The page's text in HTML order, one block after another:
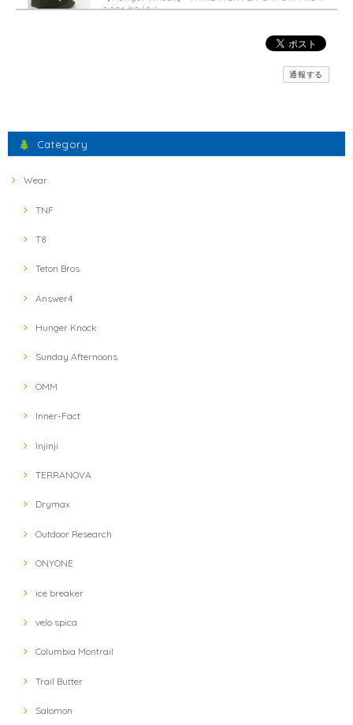
2021/12/06
【inner-fact】 Feather Weight Socks Middle (Crew)(Black x Red)
ミスしたにもかかわらず、とても暖かいお言葉に感謝いた
【milestone】 MSC-010-gry Cap(Gray)
2021/10/12
2021/10/03
通報する
Category
Wear
TNF
T8
Teton Bros.
Answer4
Hunger Knock
Sunday Afternoons
OMM
Inner-Fact
Injinji
TERRANOVA
Drymax
Outdoor Research
ONYONE
ice breaker
velo spica
Columbia Montrail
Trail Butter
Salomon